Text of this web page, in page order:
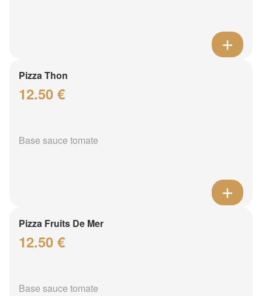
Pizza Thon
12.50 €
Base sauce tomate
Pizza Fruits De Mer
12.50 €
Base sauce tomate